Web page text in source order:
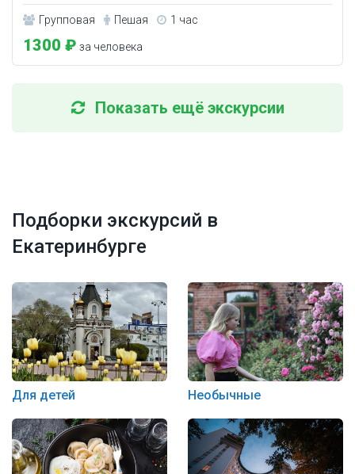
Групповая Пешая 1 час
1300 ₽ за человека
Показать ещё экскурсии
Подборки экскурсий в
Екатеринбурге
Для детей Необычные